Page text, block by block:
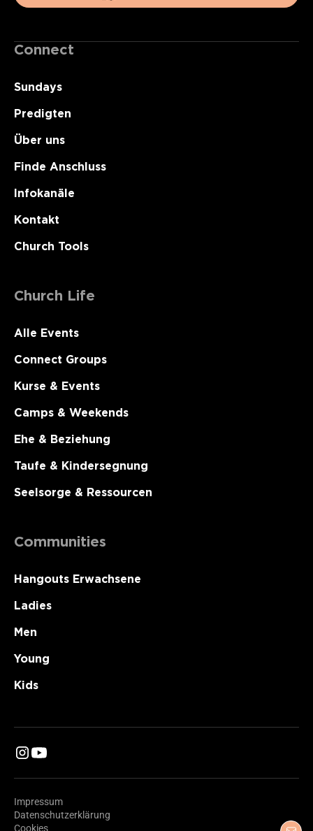
Connect
Sundays
Predigten
Über uns
Finde Anschluss
Infokanäle
Kontakt
Church Tools
Church Life
Alle Events
Connect Groups
Kurse & Events
Camps & Weekends
Ehe & Beziehung
Taufe & Kindersegnung
Seelsorge & Ressourcen
Communities
Hangouts Erwachsene
Ladies
Men
Young
Kids
Impressum
Datenschutzerklärung
Cookies